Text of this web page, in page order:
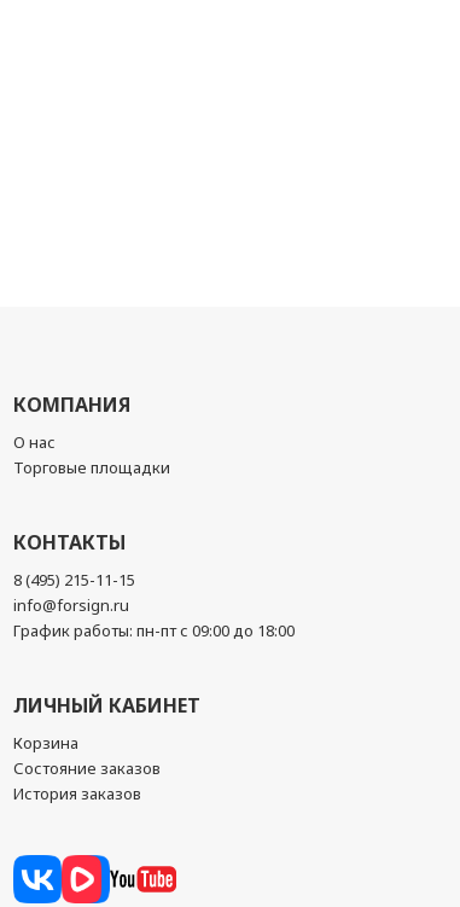
КОМПАНИЯ
О нас
Торговые площадки
КОНТАКТЫ
8 (495) 215-11-15
info@forsign.ru
График работы: пн-пт с 09:00 до 18:00
ЛИЧНЫЙ КАБИНЕТ
Корзина
Состояние заказов
История заказов